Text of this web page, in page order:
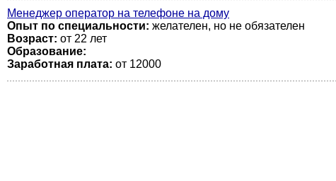
Менеджер оператор на телефоне на дому
Опыт по специальности: желателен, но не обязателен
Возраст: от 22 лет
Образование:
Заработная плата: от 12000